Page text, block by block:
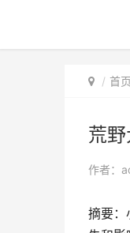
首页
荒
作者：
摘要：